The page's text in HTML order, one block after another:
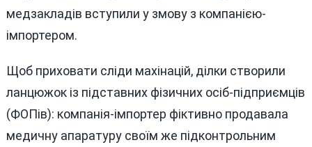
медзакладів вступили у змову з компанією-
імпортером.
Щоб приховати сліди махінацій, ділки створили
ланцюжок із підставних фізичних осіб-підприємців
(ФОПів): компанія-імпортер фіктивно продавала
медичну апаратуру своїм же підконтрольним